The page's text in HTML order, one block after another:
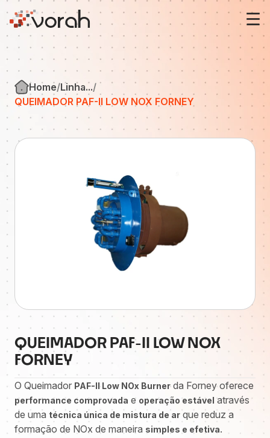
Sobre nós
Fireye
Forney
Soluções
Home Linha...
QUEIMADOR PAF-II LOW NOX FORNEY
QUEIMADOR PAF-II LOW NOX
FORNEY
O Queimador PAF-II Low NOx Burnerda Forney oferece
performance comprovada e operação estável através
de uma técnica única de mistura de ar que reduz a
formação de NOx de maneira simples e efetiva.